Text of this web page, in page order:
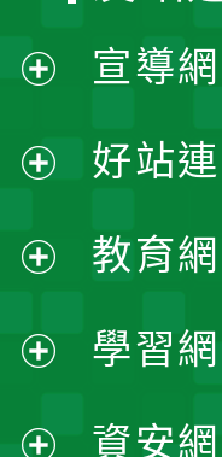
開
選
單
開
選
單
開
宣導
好站
教育
學習
資安